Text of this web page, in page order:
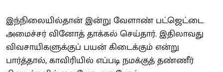
இந்நிலையில்தான் இன்று வேளாண் பட்ஜெட்டை
அமைச்சர் வினோத் தாக்கல் செய்தார். இதிலாவது
விவசாயிகளுக்குப் பயன் கிடைக்கும் என்று
பார்த்தால், காவிரியில் எப்படி நமக்குத் தண்ணீர்